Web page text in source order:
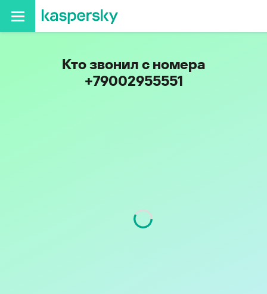
Кто звонил с номера
+79002955551